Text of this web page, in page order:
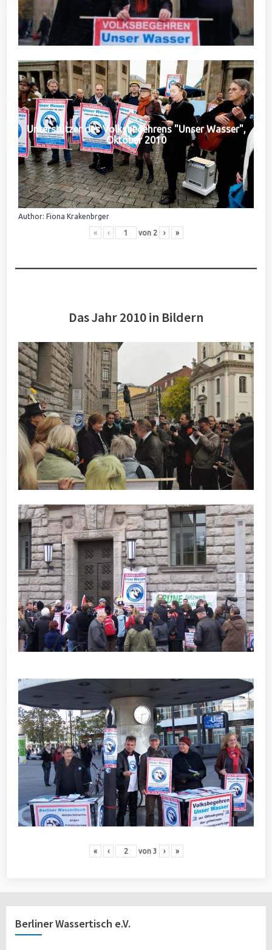
Unterstützer des Volksbegehrens "Unser Wasser",
Oktober 2010
Author: Fiona Krakenbrger
« ‹ von 2 › »
Das Jahr 2010 in Bildern
« ‹ von 3 › »
Berliner Wassertisch e.V.